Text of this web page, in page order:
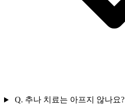
Q. 추나 치료는 아프지 않나요?